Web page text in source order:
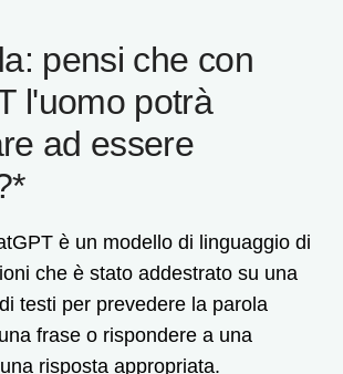
pensi che con
l'uomo potrà
ad essere
è un modello di linguaggio di
che è stato addestrato su una
testi per prevedere la parola
frase o rispondere a una
risposta appropriata.